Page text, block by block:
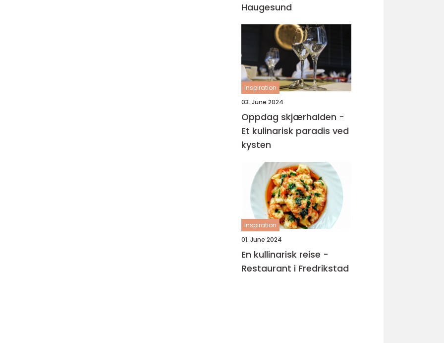
Haugesund
inspiration
03. June 2024
Oppdag skjærhalden -
Et kulinarisk paradis ved
kysten
inspiration
01. June 2024
En kullinarisk reise -
Restaurant i Fredrikstad